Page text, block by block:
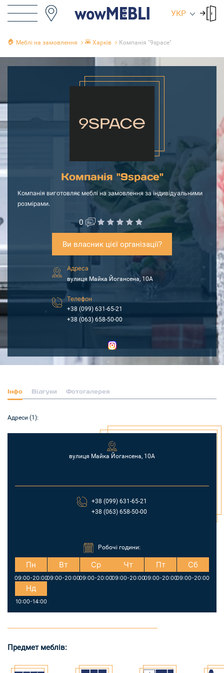
УКР
🏠 Меблі на замовлення 🌇 Харків Компанія "9space"
Компанія "9space"
Компанія виготовляє меблі на замовлення за індивідуальними
розмірами.
0
Ви власник цієї організації?
Адреса
вулиця Майка Йогансена, 10А
Телефон
+38 (099) 631-65-21
+38 (063) 658-50-00
Інфо Відгуки Фотогалерея
Адреси (1):
вулиця Майка Йогансена, 10А
+38 (099) 631-65-21
+38 (063) 658-50-00
Робочі години:
Пн
09:00-20:00
Вт
09:00-20:00
Ср
09:00-20:00
Чт
09:00-20:00
Пт
09:00-20:00
Сб
09:00-20:00
Нд
10:00-14:00
Предмет меблів: